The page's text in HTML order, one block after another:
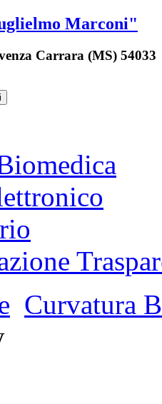
Marconi"
Carrara (MS) 54033
Curvatura